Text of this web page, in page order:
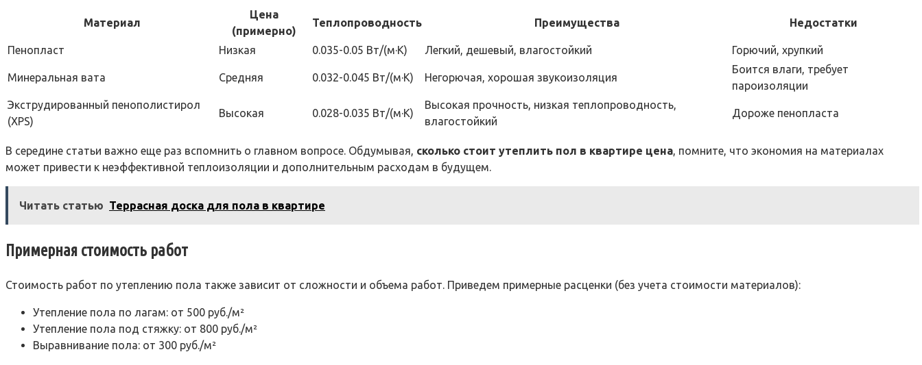
Материал
Цена
(примерно)
Теплопроводность Преимущества Недостатки
Пенопласт Низкая 0.035-0.05 Вт/(м·К) Легкий, дешевый, влагостойкий Горючий, хрупкий
Минеральная вата Средняя 0.032-0.045 Вт/(м·К) Негорючая, хорошая звукоизоляция
Боится влаги, требует
пароизоляции
Экструдированный пенополистирол
(XPS)
Высокая 0.028-0.035 Вт/(м·К)
Высокая прочность, низкая теплопроводность,
влагостойкий
Дороже пенопласта
В середине статьи важно еще раз вспомнить о главном вопросе. Обдумывая, сколько стоит утеплить пол в квартире цена, помните, что экономия на материалах
может привести к неэффективной теплоизоляции и дополнительным расходам в будущем.
Читать статью Террасная доска для пола в квартире
Примерная стоимость работ
Стоимость работ по утеплению пола также зависит от сложности и объема работ. Приведем примерные расценки (без учета стоимости материалов):
Утепление пола по лагам: от 500 руб./м²
Утепление пола под стяжку: от 800 руб./м²
Выравнивание пола: от 300 руб./м²